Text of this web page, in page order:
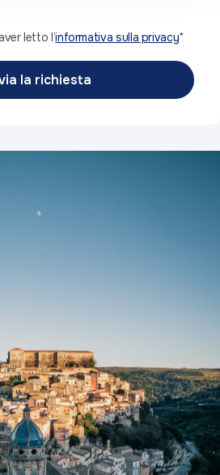
letto l’informativa sulla privacy*